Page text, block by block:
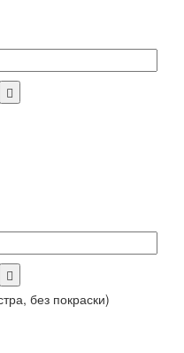
без покраски)